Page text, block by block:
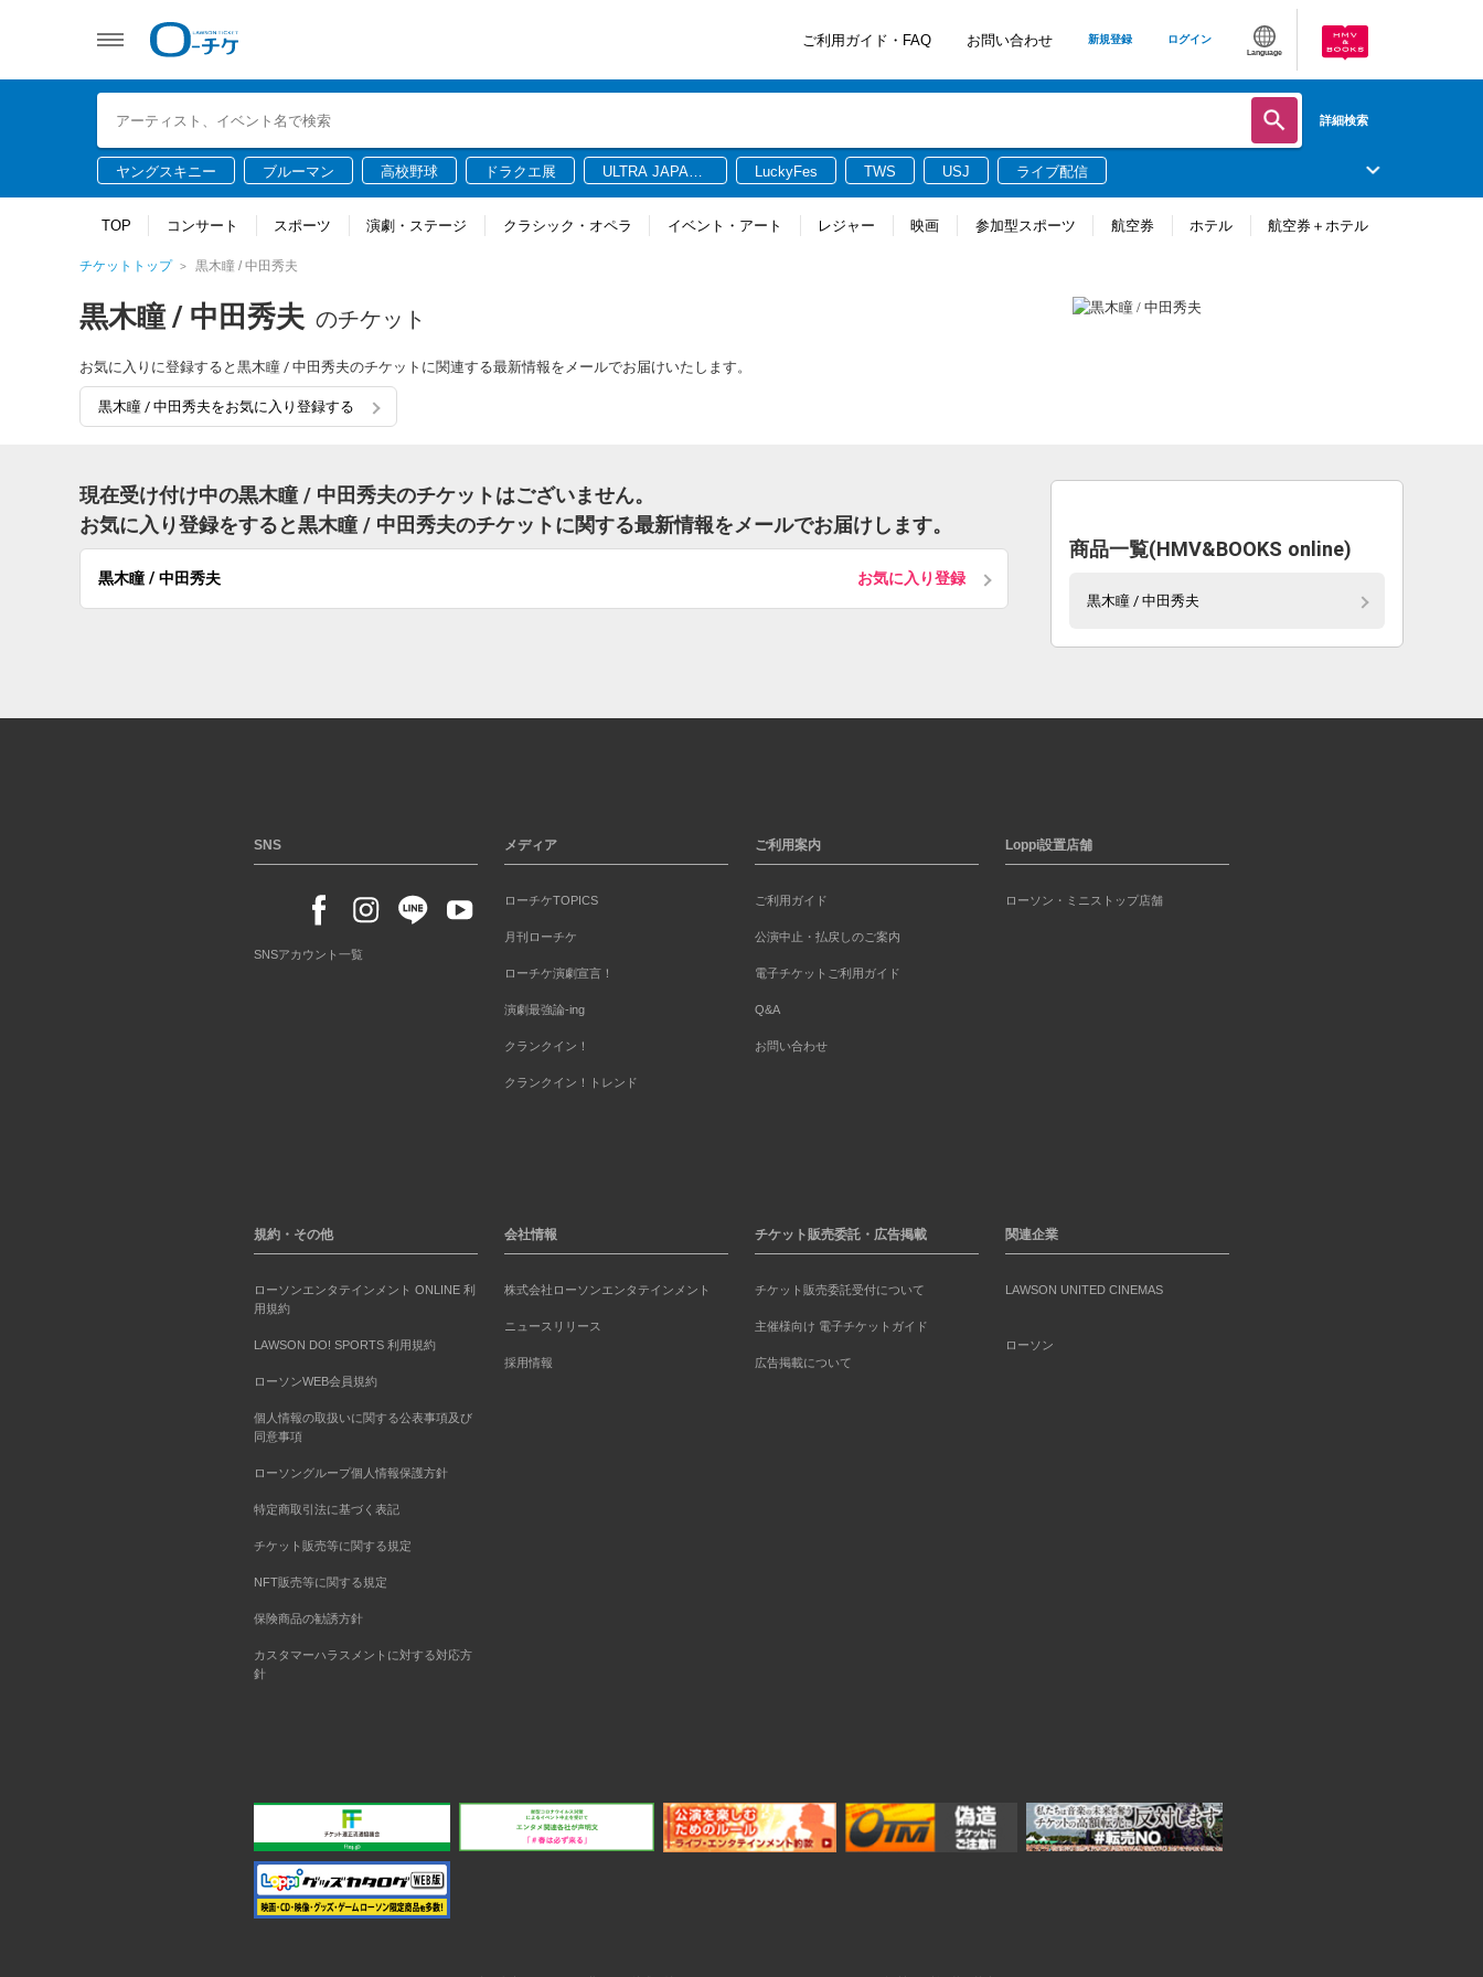
ご利用ガイド・FAQ お問い合わせ 新規登録 ログイン
Language
詳細検索
ヤングスキニー ブルーマン 高校野球 ドラクエ展
ULTRA JAPAN
LuckyFes TWS USJ ライブ配信
TOP コンサート スポーツ 演劇・ステージ クラシック・オペラ イベント・アート レジャー 映画 参加型スポーツ 航空券 ホテル 航空券＋ホテル
チケットトップ 黒木瞳 / 中田秀夫
黒木瞳 / 中田秀夫 のチケット
お気に入りに登録すると黒木瞳 / 中田秀夫のチケットに関連する最新情報をメールでお届けいたします。
黒木瞳 / 中田秀夫をお気に入り登録する
現在受け付け中の黒木瞳 / 中田秀夫のチケットはございません。
お気に入り登録をすると黒木瞳 / 中田秀夫のチケットに関する最新情報をメールでお届けします。
黒木瞳 / 中田秀夫 お気に入り登録
商品一覧(HMV&BOOKS online)
黒木瞳 / 中田秀夫
SNS
SNSアカウント一覧
メディア
ローチケTOPICS
月刊ローチケ
ローチケ演劇宣言！
演劇最強論-ing
クランクイン！
クランクイン！トレンド
ご利用案内
ご利用ガイド
公演中止・払戻しのご案内
電子チケットご利用ガイド
Q&A
お問い合わせ
Loppi設置店舗
ローソン・ミニストップ店舗
規約・その他
ローソンエンタテインメント ONLINE 利
用規約
LAWSON DO! SPORTS 利用規約
ローソンWEB会員規約
個人情報の取扱いに関する公表事項及び
同意事項
ローソングループ個人情報保護方針
特定商取引法に基づく表記
チケット販売等に関する規定
NFT販売等に関する規定
保険商品の勧誘方針
カスタマーハラスメントに対する対応方
針
会社情報
株式会社ローソンエンタテインメント
ニュースリリース
採用情報
チケット販売委託・広告掲載
チケット販売委託受付について
主催様向け 電子チケットガイド
広告掲載について
関連企業
LAWSON UNITED CINEMAS
ローソン